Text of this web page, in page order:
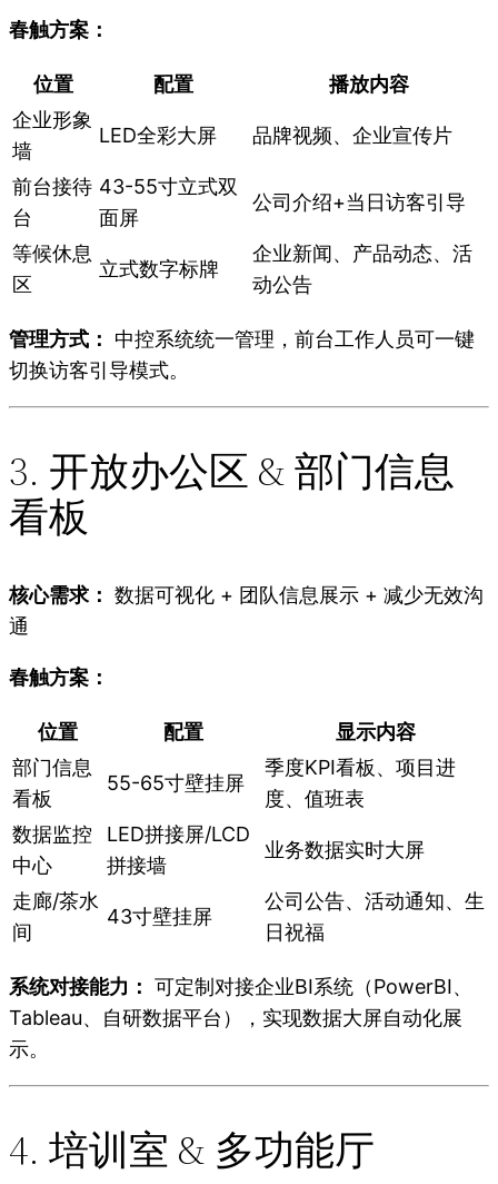
春触方案：
位置 配置
播放内容
企业形象
墙
LED全彩大屏 品牌视频、企业宣传片
前台接待
台
43-55寸立式双
面屏
公司介绍+当日访客引导
等候休息
区
立式数字标牌
企业新闻、产品动态、活
动公告
管理方式：
中控系统统一管理，前台工作人员可一键
切换访客引导模式。
3. 开放办公区 & 部门信息
看板
核心需求： 数据可视化 + 团队信息展示 + 减少无效沟
通
春触方案：
位置 配置
显示内容
部门信息
看板
55-65寸壁挂屏
季度KPI看板、项目进
度、值班表
数据监控
中心
LED拼接屏/LCD
拼接墙
业务数据实时大屏
走廊/茶水
间
43寸壁挂屏
公司公告、活动通知、生
日祝福
系统对接能力： 可定制对接企业BI系统（PowerBI、
Tableau、自研数据平台），实现数据大屏自动化展
示。
4. 培训室 & 多功能厅